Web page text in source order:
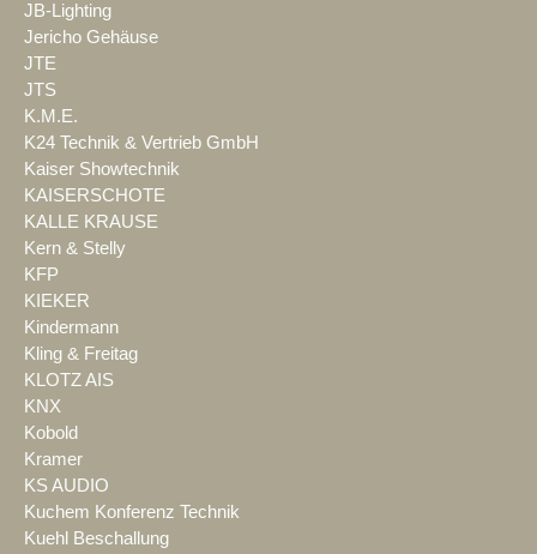
JB-Lighting
Jericho Gehäuse
JTE
JTS
K.M.E.
K24 Technik & Vertrieb GmbH
Kaiser Showtechnik
KAISERSCHOTE
KALLE KRAUSE
Kern & Stelly
KFP
KIEKER
Kindermann
Kling & Freitag
KLOTZ AIS
KNX
Kobold
Kramer
KS AUDIO
Kuchem Konferenz Technik
Kuehl Beschallung